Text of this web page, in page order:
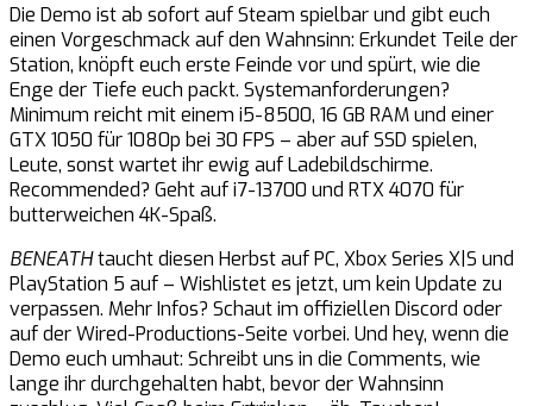
Die Demo ist ab sofort auf Steam spielbar und gibt euch
einen Vorgeschmack auf den Wahnsinn: Erkundet Teile der
Station, knöpft euch erste Feinde vor und spürt, wie die
Enge der Tiefe euch packt. Systemanforderungen?
Minimum reicht mit einem i5-8500, 16 GB RAM und einer
GTX 1050 für 1080p bei 30 FPS – aber auf SSD spielen,
Leute, sonst wartet ihr ewig auf Ladebildschirme.
Recommended? Geht auf i7-13700 und RTX 4070 für
butterweichen 4K-Spaß.
BENEATHtaucht diesen Herbst auf PC, Xbox Series X|S und
PlayStation 5 auf – Wishlistet es jetzt, um kein Update zu
verpassen. Mehr Infos? Schaut im offiziellen Discord oder
auf der Wired-Productions-Seite vorbei. Und hey, wenn die
Demo euch umhaut: Schreibt uns in die Comments, wie
lange ihr durchgehalten habt, bevor der Wahnsinn